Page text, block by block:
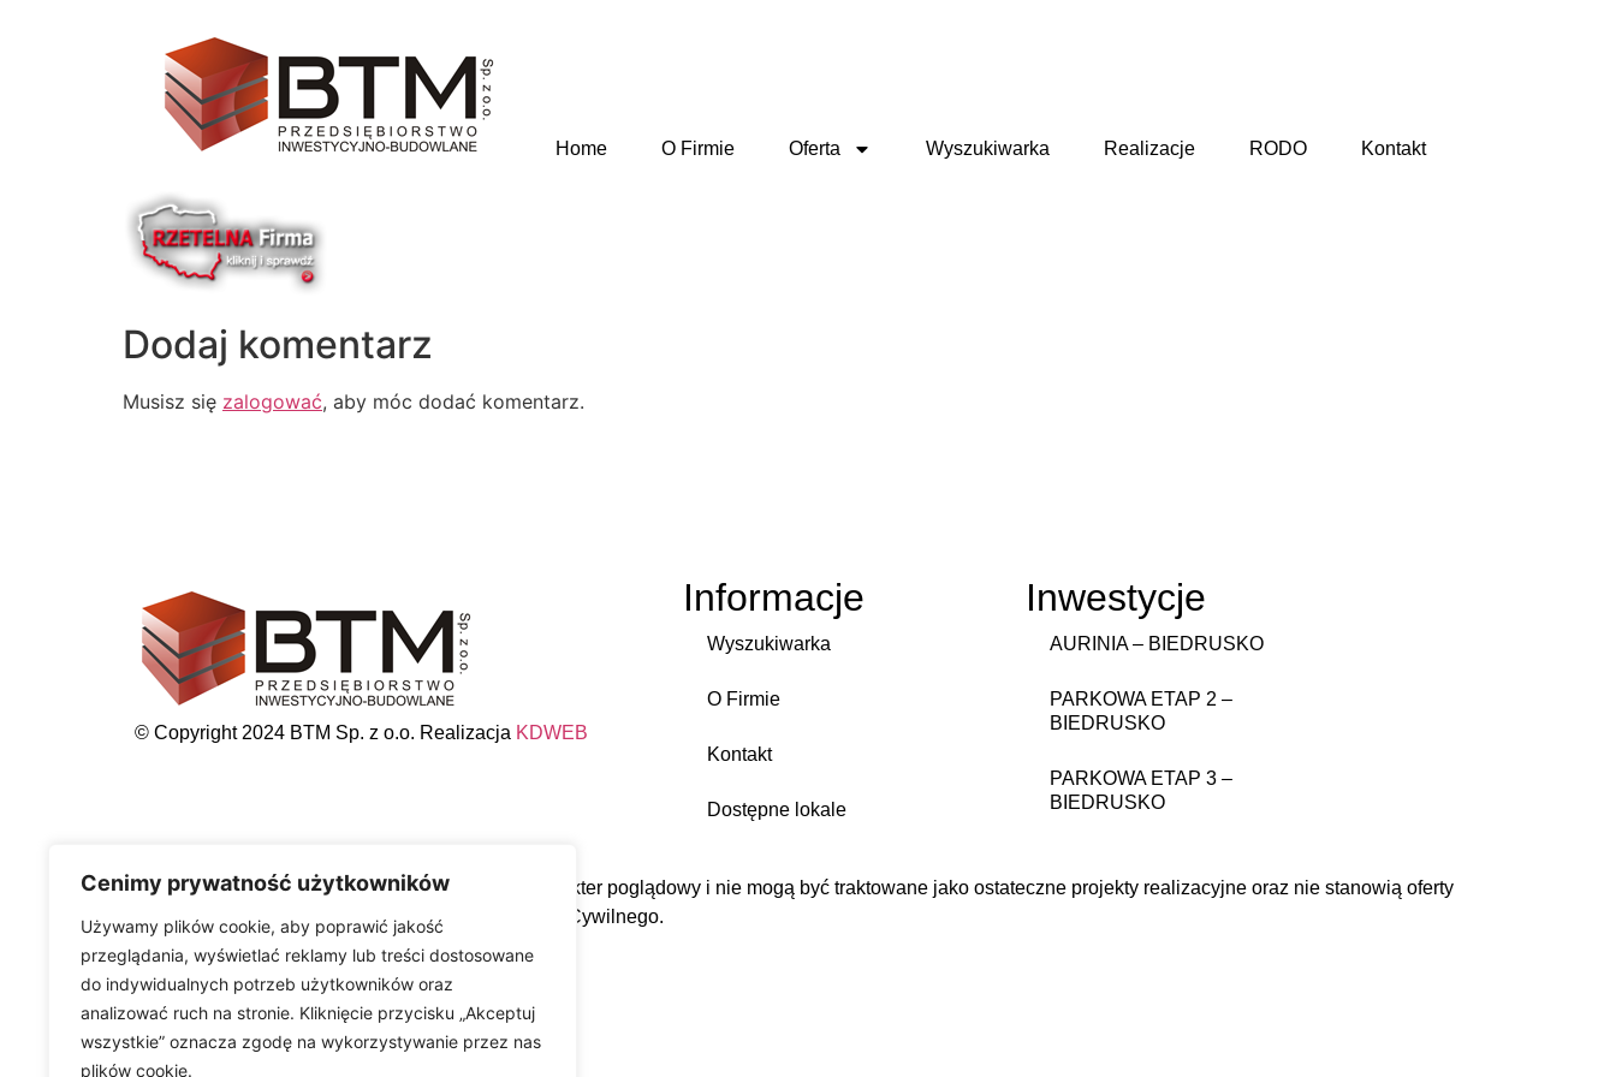
Cenimy prywatność użytkowników
Używamy plików cookie, aby poprawić jakość
przeglądania, wyświetlać reklamy lub treści dostosowane
do indywidualnych potrzeb użytkowników oraz
analizować ruch na stronie. Kliknięcie przycisku „Akceptuj
wszystkie” oznacza zgodę na wykorzystywanie przez nas
plików cookie.
Home O Firmie Oferta Wyszukiwarka Realizacje RODO Kontakt
Dodaj komentarz
Musisz się zalogować, aby móc dodać komentarz.
© Copyright 2024 BTM Sp. z o.o. Realizacja KDWEB
Informacje
Wyszukiwarka
O Firmie
Kontakt
Dostępne lokale
Inwestycje
AURINIA – BIEDRUSKO
PARKOWA ETAP 2 –
BIEDRUSKO
PARKOWA ETAP 3 –
BIEDRUSKO
Materiały zawarte na stronie internetowej mają charakter poglądowy i nie mogą być traktowane jako ostateczne projekty realizacyjne oraz nie stanowią oferty
handlowej w rozumieniu art. 66 §1 i art. 71 Kodeksu Cywilnego.